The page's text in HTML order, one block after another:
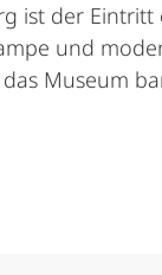
ist der Eintritt
und
Museum